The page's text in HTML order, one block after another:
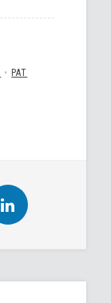
• PAT